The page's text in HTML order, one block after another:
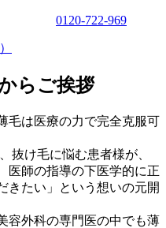
0120-722-969
らご挨拶
毛は医療の力で完全克服可
抜け毛に悩む患者様が、
医師の指導の下医学的に正
きたい」という想いの元開
容外科の専門医の中でも薄